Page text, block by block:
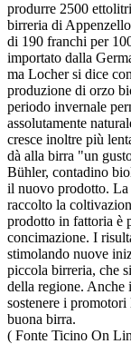
produrre 2500
birreria di
di 190 franchi per
importato dalla
ma Locher si dice
produzione di orzo
periodo invernale
assolutamente
cresce inoltre più
dà alla birra "un
Bühler, contadino
il nuovo prodotto. La
raccolto la
prodotto in fattoria è
concimazione. I
stimolando nuove
piccola birreria, che
della regione. Anche
sostenere i
buona birra.
( Fonte Ticino On